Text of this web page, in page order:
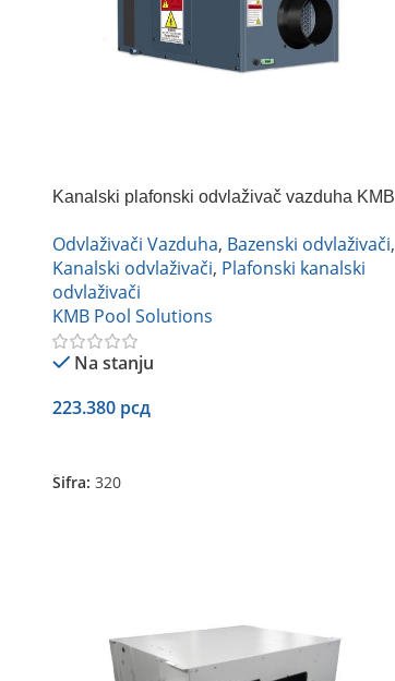
Kanalski plafonski odvlaživač vazduha KMB
Odvlaživači Vazduha, Bazenski odvlaživači,
Kanalski odvlaživači, Plafonski kanalski
odvlaživači
KMB Pool Solutions
Na stanju
223.380 рсд
Šifra: 320